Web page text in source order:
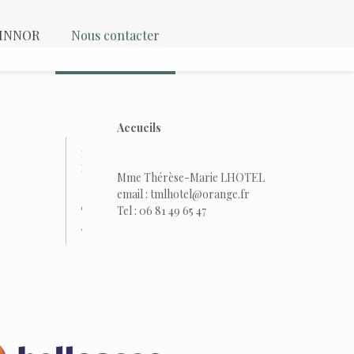
Nous contacter
Accueils
Mme Thérèse-Marie LHOTEL
email : tmlhotel@orange.fr
Tel : 06 81 49 65 47